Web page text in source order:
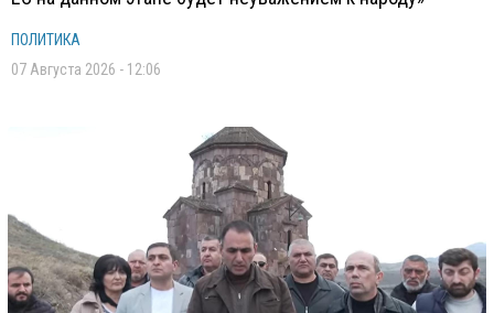
ПОЛИТИКА
07 Августа 2026 - 12:06